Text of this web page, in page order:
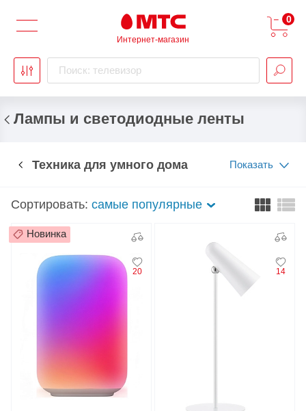
Интернет-магазин
Поиск: телевизор
0
Лампы и светодиодные ленты
Техника для умного дома Показать
Сортировать: самые популярные
20
Новинка
14